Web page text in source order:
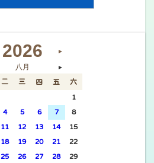
2026 ►
八月 ►
二 三 四 五 六
1
4 5 6 7 8
11 12 13 14 15
18 19 20 21 22
25 26 27 28 29